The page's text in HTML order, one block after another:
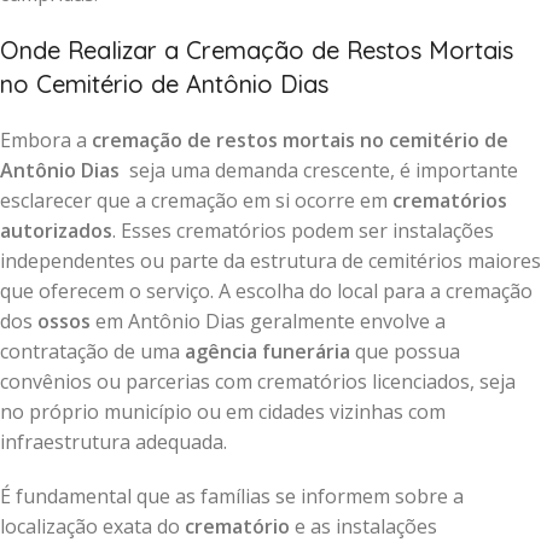
Onde Realizar a Cremação de Restos Mortais
no Cemitério de Antônio Dias
Embora a cremação de restos mortais no cemitério de
Antônio Dias seja uma demanda crescente, é importante
esclarecer que a cremação em si ocorre em crematórios
autorizados. Esses crematórios podem ser instalações
independentes ou parte da estrutura de cemitérios maiores
que oferecem o serviço. A escolha do local para a cremação
dos ossos em Antônio Dias geralmente envolve a
contratação de uma agência funerária que possua
convênios ou parcerias com crematórios licenciados, seja
no próprio município ou em cidades vizinhas com
infraestrutura adequada.
É fundamental que as famílias se informem sobre a
localização exata do crematório e as instalações